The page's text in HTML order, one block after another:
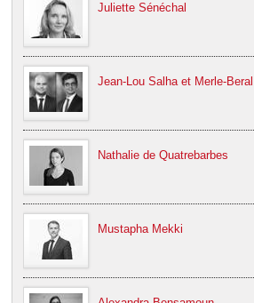
Juliette Sénéchal
Jean-Lou Salha et Merle-
Nathalie de Quatrebarbes
Mustapha Mekki